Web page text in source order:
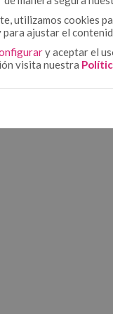
utilizamos cookies
para ajustar el
y aceptar el
visita nuestra